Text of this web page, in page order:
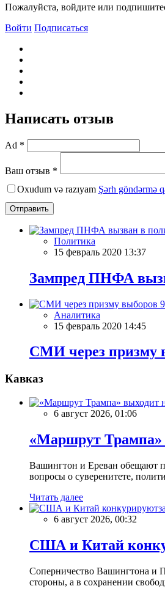
Пожалуйста, войдите или
Войти Подписаться
Написать отзыв
Ad *
Ваш отзыв *
Oxudum və razıyam Şərh göndərmə
Отправить
Политика
15 февраль 2020 13:37
Зампред ПНФА
Аналитика
15 февраль 2020 14:45
СМИ через призму
Кавказ
6 август 2026, 01:06
«Маршрут Трампа»
Вашингтон и Ереван обещают
вопросы о суверенитете,
Читать далее
6 август 2026, 00:32
США и Китай
Соперничество Вашингтона и
стороны, а в сохранении